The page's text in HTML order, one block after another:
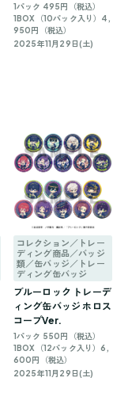
1パック 495円（税込）
1BOX（10パック入り）4,
950円（税込）
2025年11月29日(土)
コレクション／トレー
ディング商品／バッジ
類／缶バッジ／トレー
ディング缶バッジ
ブルーロック トレーデ
ィング缶バッジ ホロス
コープVer.
1パック 550円（税込）
1BOX（12パック入り）6,
600円（税込）
2025年11月29日(土)